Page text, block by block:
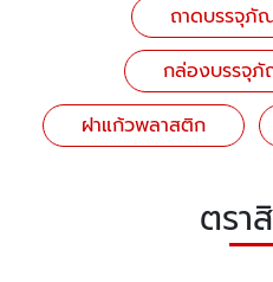
ถาดบรรจุภั
กล่องบรรจุ
ฝาแก้วพลาสติก
ตรา